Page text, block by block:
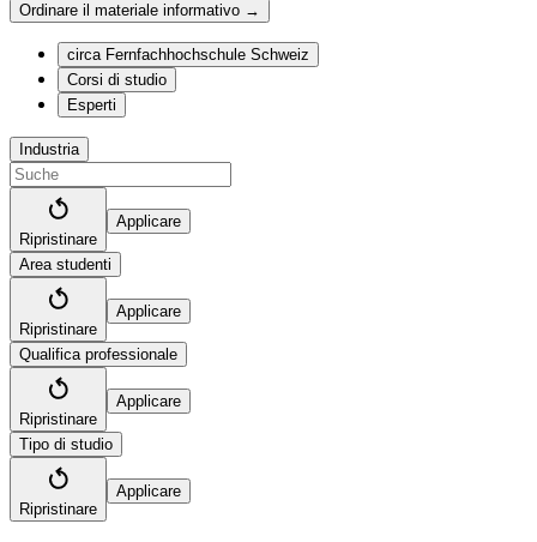
Ordinare il materiale informativo →
circa Fernfachhochschule Schweiz
Corsi di studio
Esperti
Industria
Ripristinare
Applicare
Area studenti
Ripristinare
Applicare
Qualifica professionale
Ripristinare
Applicare
Tipo di studio
Ripristinare
Applicare